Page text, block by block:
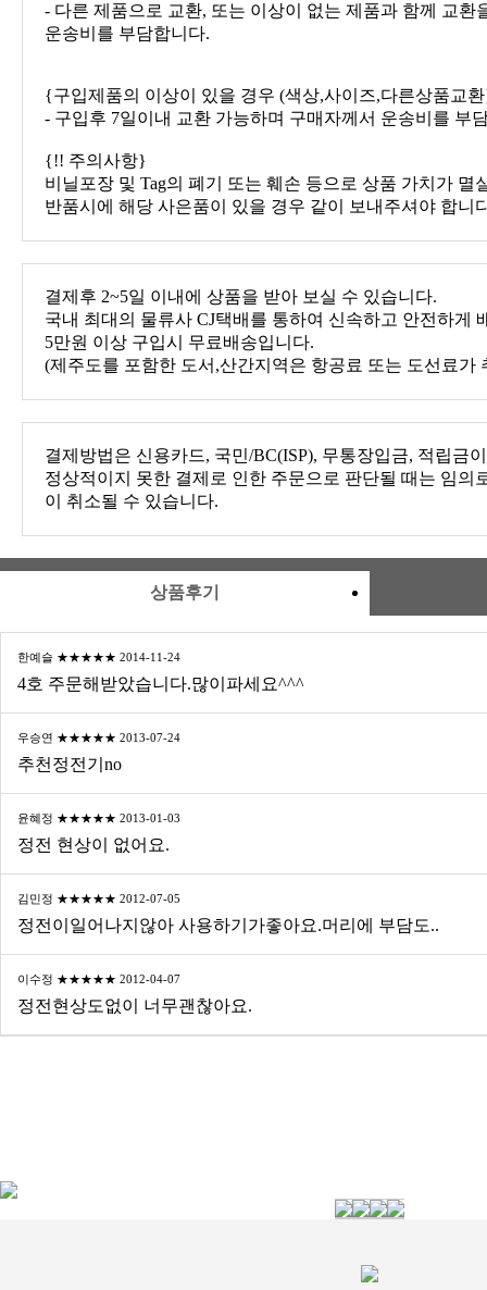
- 다른 제품으로 교환, 또는 이상이 없는 제품과 함께 교환
운송비를 부담합니다.
{구입제품의 이상이 있을 경우 (색상,사이즈,다른상품교
- 구입후 7일이내 교환 가능하며 구매자께서 운송비를 부
{!! 주의사항}
비닐포장 및 Tag의 폐기 또는 훼손 등으로 상품 가치가 멸
반품시에 해당 사은품이 있을 경우 같이 보내주셔야 합니
결제후 2~5일 이내에 상품을 받아 보실 수 있습니다.
국내 최대의 물류사 CJ택배를 통하여 신속하고 안전하게
5만원 이상 구입시 무료배송입니다.
(제주도를 포함한 도서,산간지역은 항공료 또는 도선료가
결제방법은 신용카드, 국민/BC(ISP), 무통장입금, 적립금
정상적이지 못한 결제로 인한 주문으로 판단될 때는 임의
이 취소될 수 있습니다.
상품후기
한예슬 ★★★★★ 2014-11-24
4호 주문해받았습니다.많이파세요^^^
우승연 ★★★★★ 2013-07-24
추천정전기no
윤혜정 ★★★★★ 2013-01-03
정전 현상이 없어요.
김민정 ★★★★★ 2012-07-05
정전이일어나지않아 사용하기가좋아요.머리에 부담도..
이수정 ★★★★★ 2012-04-07
정전현상도없이 너무괜찮아요.